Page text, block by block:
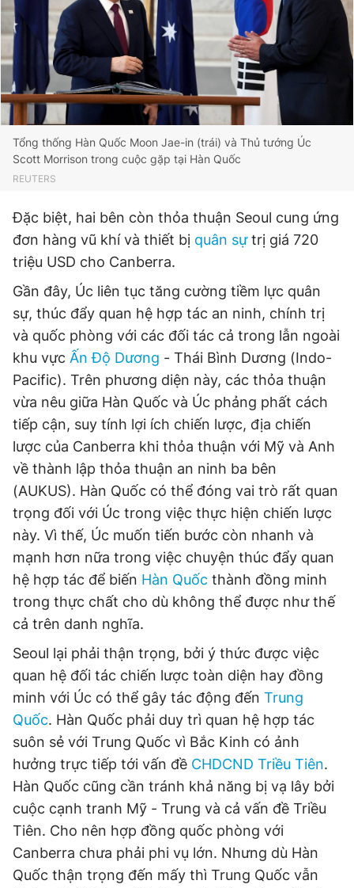
Đọc Thanh Niên trên điện thoại
Theo dõi báo trên
Hotline
Đặt báo Quảng cáo RSS Tòa soạn Chính sách bảo
Tổng biên tập: Nguyễn Ngọc Toàn
Phó tổng biên tập thường trực: Hải Thành
Phó tổng biên tập: Lâm Hiếu Dũng
Phó tổng biên tập: Trần Việt Hưng
Tổng thư ký tòa soạn: Đức Trung
Giấy phép xuất bản số 110/GP - BTTTT cấp ngày 24.3.2020
© 2003-2026 Bản quyền thuộc về Báo Thanh Niên. Cấm sao
chép dưới mọi hình thức nếu không có sự chấp thuận bằng văn
bản. Phát triển bởi ePi Technologies, JSC.
Tổng thống Hàn Quốc Moon Jae-in (trái) và Thủ tướng Úc
Scott Morrison trong cuộc gặp tại Hàn Quốc
REUTERS
Đặc biệt, hai bên còn thỏa thuận Seoul cung ứng
đơn hàng vũ khí và thiết bị quân sựtrị giá 720
triệu USD cho Canberra.
Gần đây, Úc liên tục tăng cường tiềm lực quân
sự, thúc đẩy quan hệ hợp tác an ninh, chính trị
và quốc phòng với các đối tác cả trong lẫn ngoài
khu vực Ấn Độ Dương - Thái Bình Dương (Indo-
Pacific). Trên phương diện này, các thỏa thuận
vừa nêu giữa Hàn Quốc và Úc phảng phất cách
tiếp cận, suy tính lợi ích chiến lược, địa chiến
lược của Canberra khi thỏa thuận với Mỹ và Anh
về thành lập thỏa thuận an ninh ba bên
(AUKUS). Hàn Quốc có thể đóng vai trò rất quan
trọng đối với Úc trong việc thực hiện chiến lược
này. Vì thế, Úc muốn tiến bước còn nhanh và
mạnh hơn nữa trong việc chuyện thúc đẩy quan
hệ hợp tác để biến Hàn Quốc thành đồng minh
trong thực chất cho dù không thể được như thế
cả trên danh nghĩa.
Seoul lại phải thận trọng, bởi ý thức được việc
quan hệ đối tác chiến lược toàn diện hay đồng
minh với Úc có thể gây tác động đến Trung
Quốc. Hàn Quốc phải duy trì quan hệ hợp tác
suôn sẻ với Trung Quốc vì Bắc Kinh có ảnh
hưởng trực tiếp tới vấn đề CHDCND Triều Tiên.
Hàn Quốc cũng cần tránh khả năng bị vạ lây bởi
cuộc cạnh tranh Mỹ - Trung và cả vấn đề Triều
Tiên. Cho nên hợp đồng quốc phòng với
Canberra chưa phải phi vụ lớn. Nhưng dù Hàn
Quốc thận trọng đến mấy thì Trung Quốc vẫn